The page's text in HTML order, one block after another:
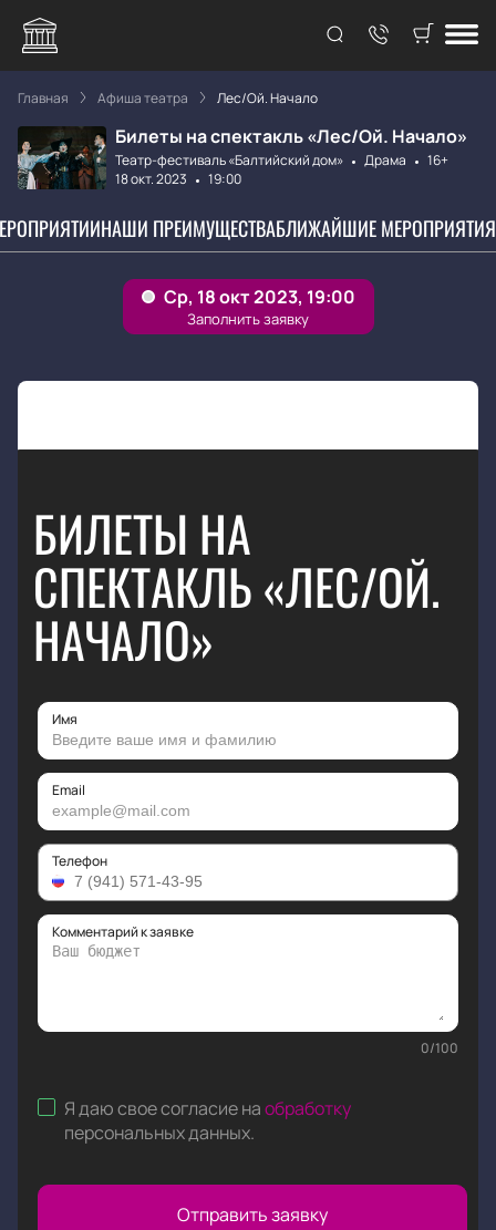
Главная Афиша театра Лес/Ой. Начало
Билеты на спектакль «Лес/Ой. Начало»
Театр-фестиваль «Балтийский дом» Драма
16+
18 окт. 2023
19:00
НАШИ ПРЕИМУЩЕСТВАБЛИЖАЙШИЕ МЕРОПРИЯТИЯ
БИЛЕТЫ НА
СПЕКТАКЛЬ «ЛЕС/ОЙ.
НАЧАЛО»
Имя
Email
Телефон
Комментарий к заявке
0/100
Я даю свое согласие наобработку
персональных данных.
Отправить заявку